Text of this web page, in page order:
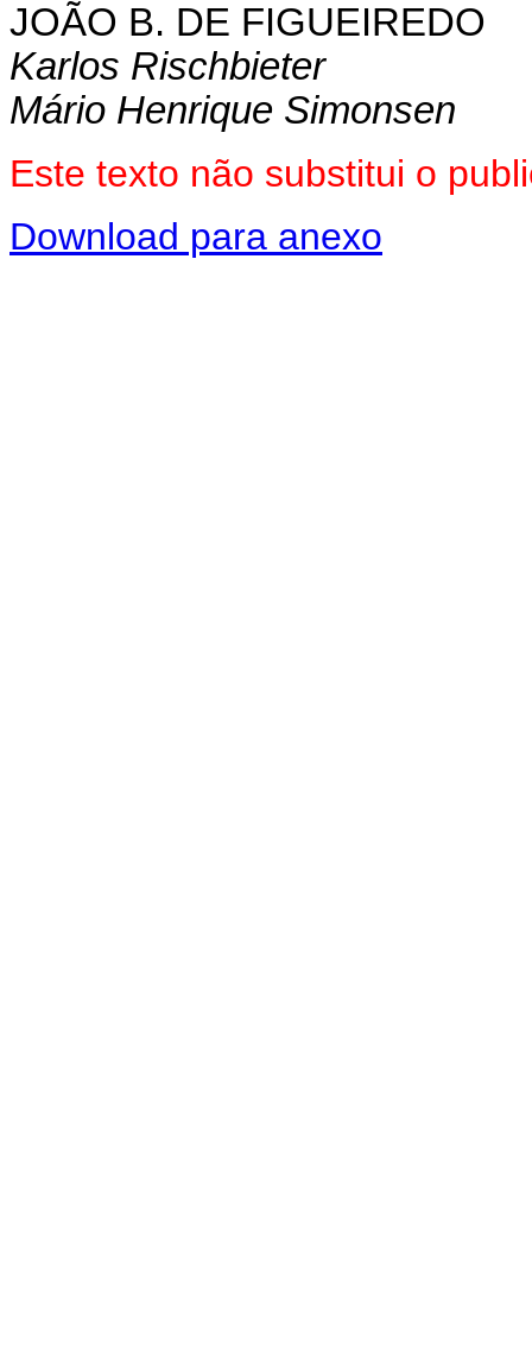
JOÃO B. DE FIGUEIREDO
Karlos Rischbieter
Mário Henrique Simonsen
Este texto não substitui o
Download para anexo